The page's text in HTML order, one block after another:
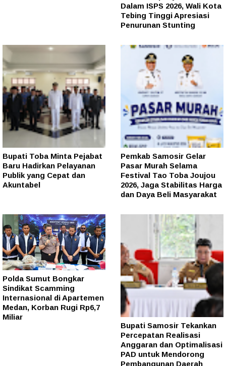
Dalam ISPS 2026, Wali Kota
Tebing Tinggi Apresiasi
Penurunan Stunting
Bupati Toba Minta Pejabat
Baru Hadirkan Pelayanan
Publik yang Cepat dan
Akuntabel
Pemkab Samosir Gelar
Pasar Murah Selama
Festival Tao Toba Joujou
2026, Jaga Stabilitas Harga
dan Daya Beli Masyarakat
Polda Sumut Bongkar
Sindikat Scamming
Internasional di Apartemen
Medan, Korban Rugi Rp6,7
Miliar
Bupati Samosir Tekankan
Percepatan Realisasi
Anggaran dan Optimalisasi
PAD untuk Mendorong
Pembangunan Daerah